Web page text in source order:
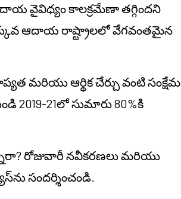
వైవిధ్యం కాలక్రమేణా తగ్గిందని
ఆదాయ రాష్ట్రాలలో వేగవంతమైన
మరియు ఆర్థిక చేర్చు వంటి సంక్షేమ
2019-21లో సుమారు 80%కి
రోజువారీ నవీకరణలు మరియు
సందర్శించండి.